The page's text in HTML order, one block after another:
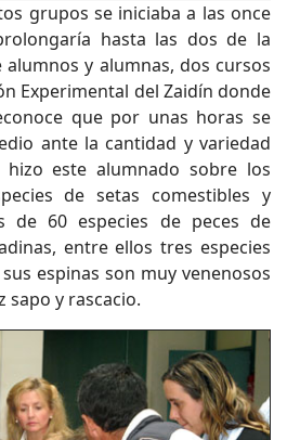
grupos se iniciaba a las once
hasta las dos de la
y alumnas, dos cursos
Experimental del Zaidín donde
que por unas horas se
ante la cantidad y variedad
este alumnado sobre los
de setas comestibles y
de 60 especies de peces de
entre ellos tres especies
espinas son muy venenosos
sapo y rascacio.